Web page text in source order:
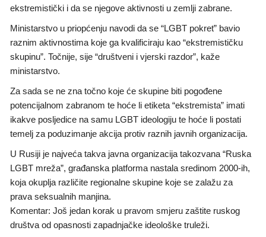
ekstremistički i da se njegove aktivnosti u zemlji zabrane.
Ministarstvo u priopćenju navodi da se “LGBT pokret” bavio
raznim aktivnostima koje ga kvalificiraju kao “ekstremističku
skupinu”. Točnije, sije “društveni i vjerski razdor”, kaže
ministarstvo.
Za sada se ne zna točno koje će skupine biti pogođene
potencijalnom zabranom te hoće li etiketa “ekstremista” imati
ikakve posljedice na samu LGBT ideologiju te hoće li postati
temelj za poduzimanje akcija protiv raznih javnih organizacija.
U Rusiji je najveća takva javna organizacija takozvana “Ruska
LGBT mreža”, građanska platforma nastala sredinom 2000-ih,
koja okuplja različite regionalne skupine koje se zalažu za
prava seksualnih manjina.
Komentar: Još jedan korak u pravom smjeru zaštite ruskog
društva od opasnosti zapadnjačke ideološke truleži.